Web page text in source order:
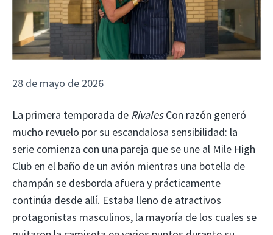
28 de mayo de 2026
La primera temporada de Rivales Con razón generó
mucho revuelo por su escandalosa sensibilidad: la
serie comienza con una pareja que se une al Mile High
Club en el baño de un avión mientras una botella de
champán se desborda afuera y prácticamente
continúa desde allí. Estaba lleno de atractivos
protagonistas masculinos, la mayoría de los cuales se